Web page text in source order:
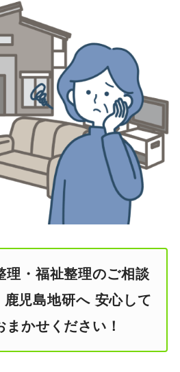
理・福祉整理のご相談
鹿児島地研へ 安心して
まかせください！